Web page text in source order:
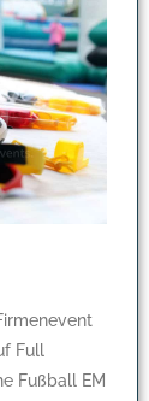
Full
Fußball EM